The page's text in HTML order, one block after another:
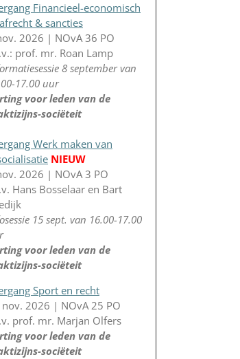
Financieel-economisch
& sancties
2026 | NOvA 36 PO
prof. mr. Roan Lamp
8 september van
17.00 uur
voor leden van de
sociëteit
Werk maken van
NIEUW
2026 | NOvA 3 PO
Hans Bosselaar en Bart
15 sept. van 16.00-17.00
voor leden van de
sociëteit
Sport en recht
nov. 2026 | NOvA 25 PO
prof. mr. Marjan Olfers
voor leden van de
sociëteit